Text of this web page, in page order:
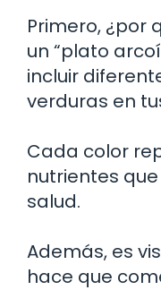
Primero, ¿por
un “plato
incluir
verduras en
Cada color
nutrientes
salud.
Además, es
hace que